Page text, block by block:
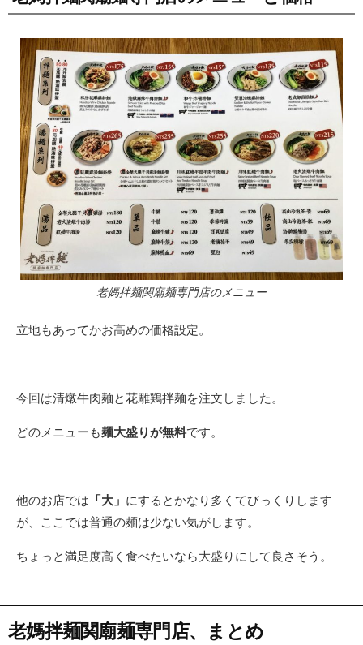
老媽拌麺関廟麺専門店のメニュー
立地もあってかお高めの価格設定。
今回は清燉牛肉麺と花雕鶏拌麺を注文しました。
どのメニューも麺大盛りが無料です。
他のお店では 「大」 にするとかなり多くてびっくりします
が、ここでは普通の麺は少ない気がします。
ちょっと満足度高く食べたいなら大盛りにして良さそう。
老媽拌麺関廟麺専門店、まとめ